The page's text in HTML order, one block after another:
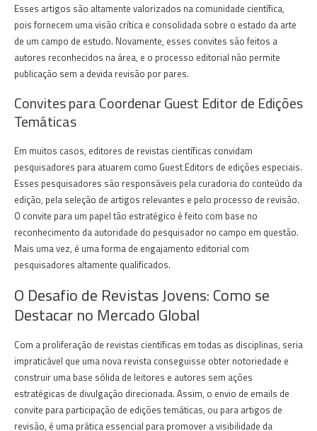
Esses artigos são altamente valorizados na comunidade científica,
pois fornecem uma visão crítica e consolidada sobre o estado da arte
de um campo de estudo. Novamente, esses convites são feitos a
autores reconhecidos na área, e o processo editorial não permite
publicação sem a devida revisão por pares.
Convites para Coordenar Guest Editor de Edições
Temáticas
Em muitos casos, editores de revistas científicas convidam
pesquisadores para atuarem como Guest Editors de edições especiais.
Esses pesquisadores são responsáveis pela curadoria do conteúdo da
edição, pela seleção de artigos relevantes e pelo processo de revisão.
O convite para um papel tão estratégico é feito com base no
reconhecimento da autoridade do pesquisador no campo em questão.
Mais uma vez, é uma forma de engajamento editorial com
pesquisadores altamente qualificados.
O Desafio de Revistas Jovens: Como se
Destacar no Mercado Global
Com a proliferação de revistas científicas em todas as disciplinas, seria
impraticável que uma nova revista conseguisse obter notoriedade e
construir uma base sólida de leitores e autores sem ações
estratégicas de divulgação direcionada. Assim, o envio de emails de
convite para participação de edições temáticas, ou para artigos de
revisão, é uma prática essencial para promover a visibilidade da